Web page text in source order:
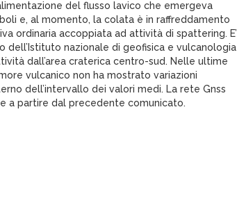
del flusso lavico che emergeva
e, al momento, la colata è in raffreddamento
ordinaria accoppiata ad attività di spattering. E’
dell’Istituto nazionale di geofisica e vulcanologia
dall’area craterica centro-sud. Nelle ultime
vulcanico non ha mostrato variazioni
dell’intervallo dei valori medi. La rete Gnss
a partire dal precedente comunicato.